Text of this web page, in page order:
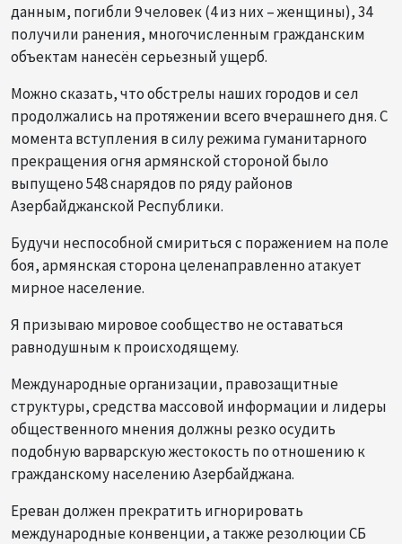
данным, погибли 9 человек (4 из них – женщины), 34
получили ранения, многочисленным гражданским
объектам нанесён серьезный ущерб.
Можно сказать, что обстрелы наших городов и сел
продолжались на протяжении всего вчерашнего дня. С
момента вступления в силу режима гуманитарного
прекращения огня армянской стороной было
выпущено 548 снарядов по ряду районов
Азербайджанской Республики.
Будучи неспособной смириться с поражением на поле
боя, армянская сторона целенаправленно атакует
мирное население.
Я призываю мировое сообщество не оставаться
равнодушным к происходящему.
Международные организации, правозащитные
структуры, средства массовой информации и лидеры
общественного мнения должны резко осудить
подобную варварскую жестокость по отношению к
гражданскому населению Азербайджана.
Ереван должен прекратить игнорировать
международные конвенции, а также резолюции СБ